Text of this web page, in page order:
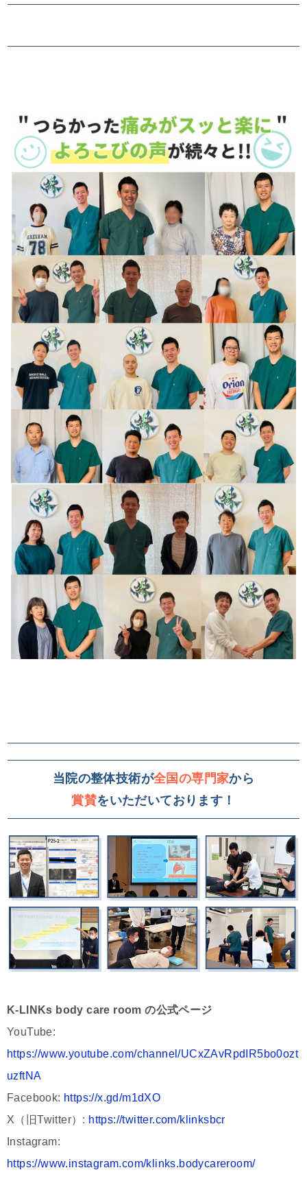
当院の整体技術が全国の専門家から
賞賛をいただいております！
K-LINKs body care room の公式ページ
YouTube:
https://www.youtube.com/channel/UCxZAvRpdIR5bo0ozt
uzftNA
Facebook: https://x.gd/m1dXO
X（旧Twitter）: https://twitter.com/klinksbcr
Instagram:
https://www.instagram.com/klinks.bodycareroom/